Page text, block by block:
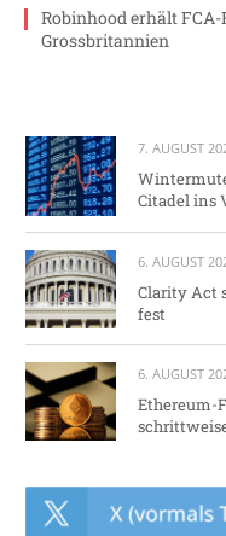
Robinhood erhält
Grossbritannien
7. AUGUST
Citadel ins
6. AUGUST
Clarity Act
fest
6. AUGUST
Ethereum-